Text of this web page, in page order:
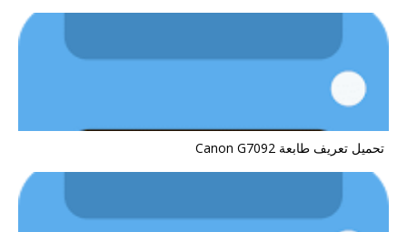
تحميل تعريف طابعة Canon G7092